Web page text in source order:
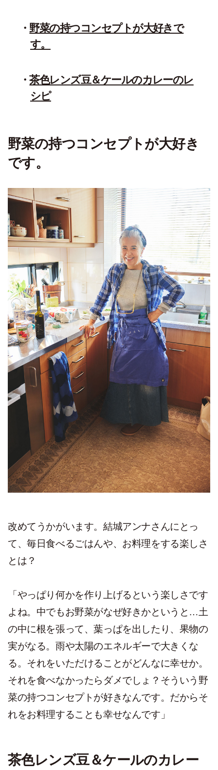
野菜の持つコンセプトが大好きで
す。
茶色レンズ⾖＆ケールのカレーのレ
シピ
野菜の持つコンセプトが大好き
です。
改めてうかがいます。結城アンナさんにとっ
て、毎日食べるごはんや、お料理をする楽しさ
とは？
「やっぱり何かを作り上げるという楽しさです
よね。中でもお野菜がなぜ好きかというと…土
の中に根を張って、葉っぱを出したり、果物の
実がなる。雨や太陽のエネルギーで大きくな
る。それをいただけることがどんなに幸せか。
それを食べなかったらダメでしょ？そういう野
菜の持つコンセプトが好きなんです。だからそ
れをお料理することも幸せなんです」
茶色レンズ⾖＆ケールのカレー